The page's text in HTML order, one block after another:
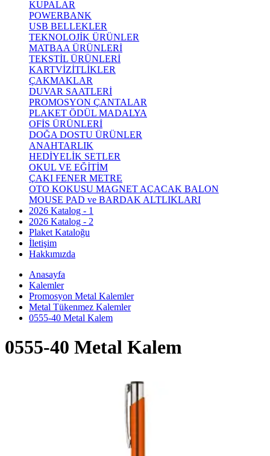
KUPALAR
POWERBANK
USB BELLEKLER
TEKNOLOJİK ÜRÜNLER
MATBAA ÜRÜNLERİ
TEKSTİL ÜRÜNLERİ
KARTVİZİTLİKLER
ÇAKMAKLAR
DUVAR SAATLERİ
PROMOSYON ÇANTALAR
PLAKET ÖDÜL MADALYA
OFİS ÜRÜNLERİ
DOĞA DOSTU ÜRÜNLER
ANAHTARLIK
HEDİYELİK SETLER
OKUL VE EĞİTİM
ÇAKI FENER METRE
OTO KOKUSU MAGNET AÇACAK BALON
MOUSE PAD ve BARDAK ALTLIKLARI
2026 Katalog - 1
2026 Katalog - 2
Plaket Kataloğu
İletişim
Hakkımızda
Anasayfa
Kalemler
Promosyon Metal Kalemler
Metal Tükenmez Kalemler
0555-40 Metal Kalem
0555-40 Metal Kalem